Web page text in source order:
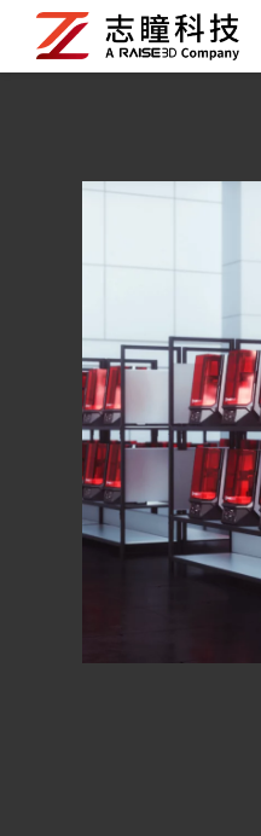
配件及消耗品
应用案例
关于我们